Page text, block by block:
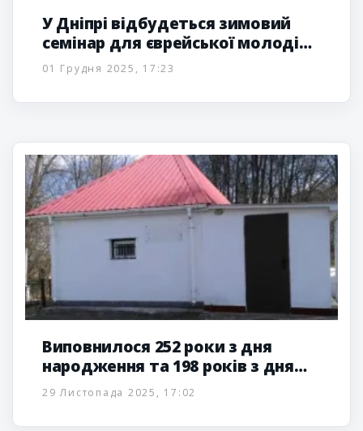
У Дніпрі відбудеться зимовий
семінар для єврейської молоді
17-30 років
01 Грудня 2025, 17:23
Виповнилося 252 роки з дня
народження та 198 років з дня
відходу з життя Мітелер Ребе
29 Листопада 2025, 17:02